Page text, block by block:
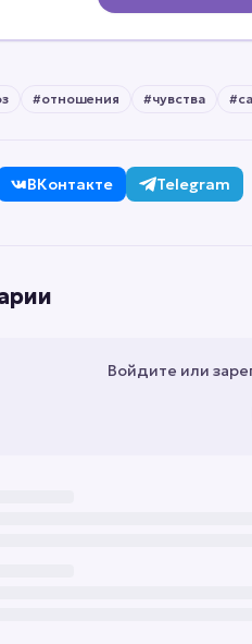
#отношения #чувства #
ВКонтакте Telegram
Войдите или